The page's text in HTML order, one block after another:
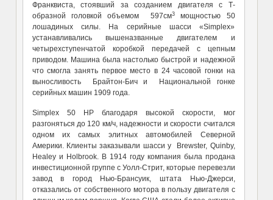
Франквиста, стоявший за созданием двигателя с Т-
образной головкой объемом 597см3мощностью 50
лошадиных силы. На серийные шасси «Simplex»
устанавливались вышеназванные двигателем и
четырехступенчатой коробкой передачей с цепным
приводом. Машина была настолько быстрой и надежной
что смогла занять первое место в 24 часовой гонки на
выносливость Брайтон-Бич и Национальной гонке
серийных машин 1909 года.
Simplex 50 HP благодаря высокой скорости, мог
разгоняться до 120 км/ч, надежности и скорости считался
одном их самых элитных автомобилей Северной
Америки. Клиенты заказывали шасси у Brewster, Quinby,
Healey и Holbrook. В 1914 году компания была продана
инвестиционной группе с Уолл-Стрит, которые перевезли
завод в город Нью-Брансуик, штата Нью-Джерси,
отказались от собственного мотора в пользу двигателя с